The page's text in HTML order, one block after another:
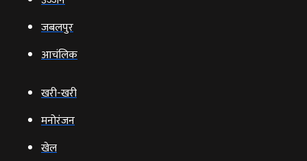
जबलपुर
आचंलिक
खरी-खरी
मनोरंजन
खेल